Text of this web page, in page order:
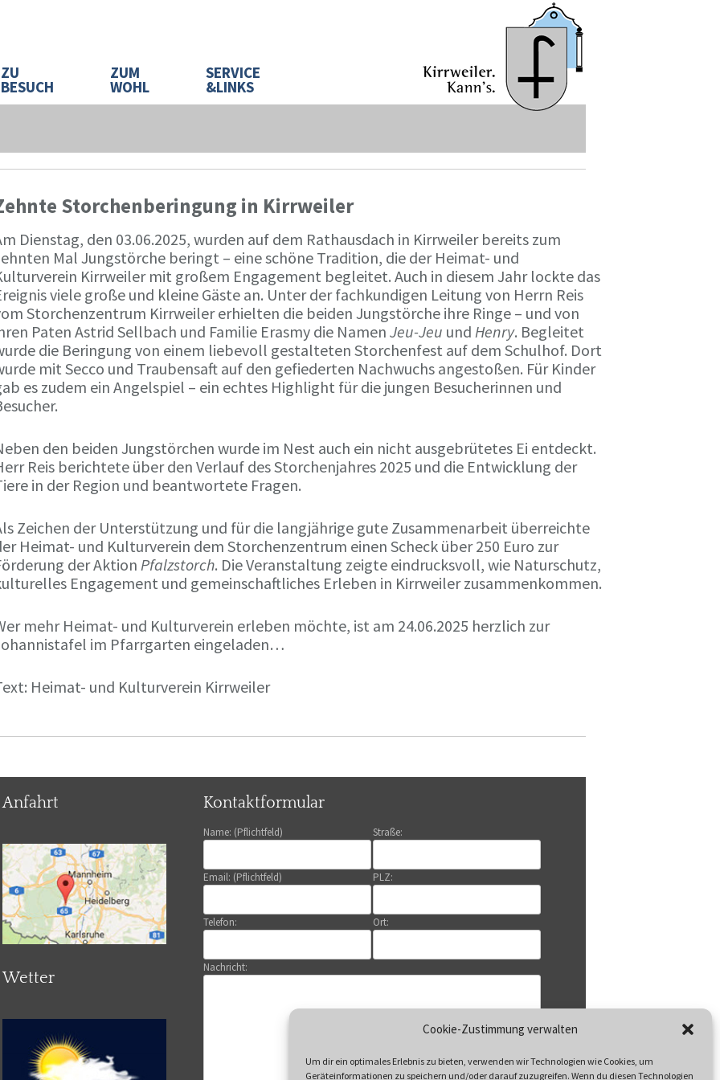
Cookie-Zustimmung verwalten
Um dir ein optimales Erlebnis zu bieten, verwenden wir Technologien wie Cookies, um
Geräteinformationen zu speichern und/oder darauf zuzugreifen. Wenn du diesen Technologien
ZU
BESUCH
ZUM
WOHL
SERVICE
&LINKS
Storchenberingung in Kirrweiler
Dienstag, den 03.06.2025, wurden auf dem Rathausdach in Kirrweiler bereits zum
Mal Jungstörche beringt – eine schöne Tradition, die der Heimat- und
Kirrweiler mit großem Engagement begleitet. Auch in diesem Jahr lockte das
viele große und kleine Gäste an. Unter der fachkundigen Leitung von Herrn Reis
Storchenzentrum Kirrweiler erhielten die beiden Jungstörche ihre Ringe – und von
Paten Astrid Sellbach und Familie Erasmy die Namen Jeu-Jeu und Henry. Begleitet
die Beringung von einem liebevoll gestalteten Storchenfest auf dem Schulhof. Dort
mit Secco und Traubensaft auf den gefiederten Nachwuchs angestoßen. Für Kinder
es zudem ein Angelspiel – ein echtes Highlight für die jungen Besucherinnen und
den beiden Jungstörchen wurde im Nest auch ein nicht ausgebrütetes Ei entdeckt.
Reis berichtete über den Verlauf des Storchenjahres 2025 und die Entwicklung der
in der Region und beantwortete Fragen.
Zeichen der Unterstützung und für die langjährige gute Zusammenarbeit überreichte
Heimat- und Kulturverein dem Storchenzentrum einen Scheck über 250 Euro zur
der Aktion Pfalzstorch. Die Veranstaltung zeigte eindrucksvoll, wie Naturschutz,
Engagement und gemeinschaftliches Erleben in Kirrweiler zusammenkommen.
mehr Heimat- und Kulturverein erleben möchte, ist am 24.06.2025 herzlich zur
im Pfarrgarten eingeladen…
Heimat- und Kulturverein Kirrweiler
Anfahrt
Wetter
Kontaktformular
Name: (Pflichtfeld)
Email: (Pflichtfeld)
Telefon:
Straße:
PLZ:
Ort:
Nachricht: